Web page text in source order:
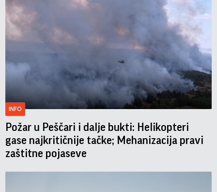
INFO
Požar u Peščari i dalje bukti: Helikopteri
gase najkritičnije tačke; Mehanizacija pravi
zaštitne pojaseve